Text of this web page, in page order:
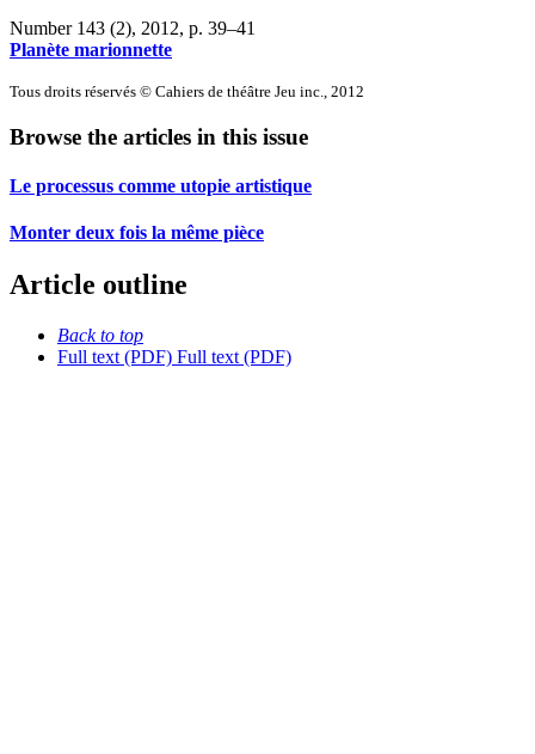
Number 143 (2), 2012, p. 39–41
Planète marionnette
Tous droits réservés © Cahiers de théâtre Jeu inc., 2012
Browse the articles in this issue
Le processus comme utopie artistique
Monter deux fois la même pièce
Article outline
Back to top
Full text (PDF) Full text (PDF)